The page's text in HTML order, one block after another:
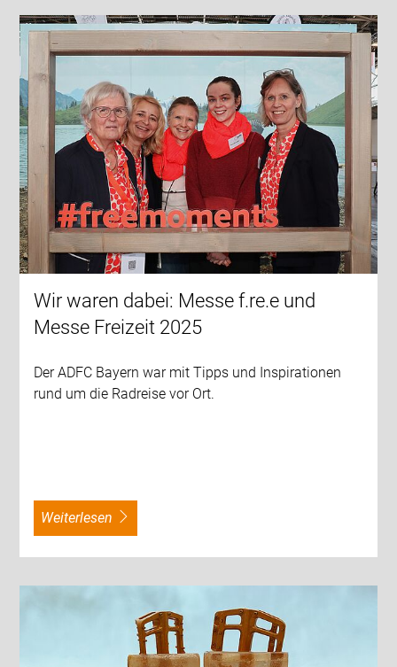
Wir waren dabei: Messe f.re.e und
Messe Freizeit 2025
Der ADFC Bayern war mit Tipps und Inspirationen
rund um die Radreise vor Ort.
weiterlesen